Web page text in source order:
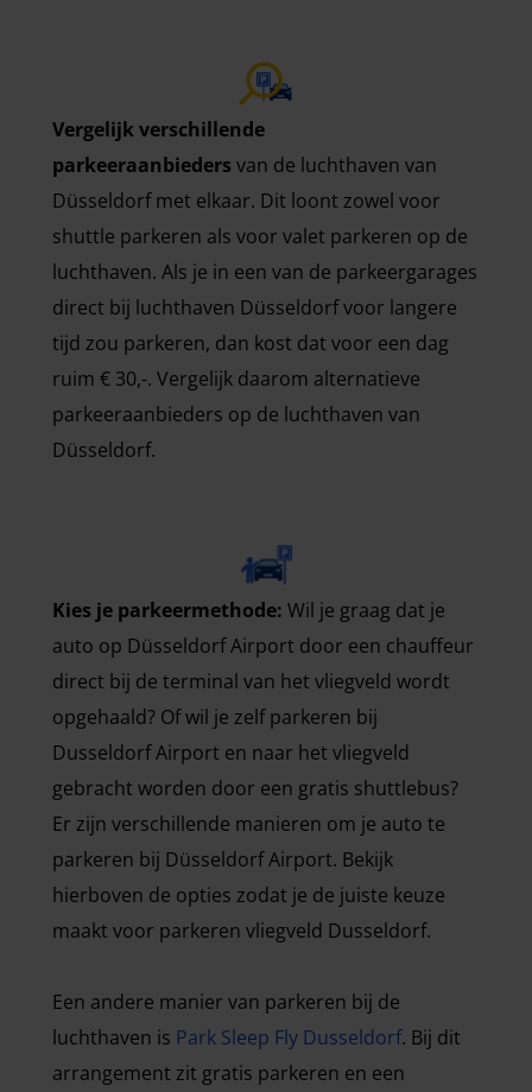
Vergelijk verschillende
parkeeraanbieders van de luchthaven van
Düsseldorf met elkaar. Dit loont zowel voor
shuttle parkeren als voor valet parkeren op de
luchthaven. Als je in een van de parkeergarages
direct bij luchthaven Düsseldorf voor langere
tijd zou parkeren, dan kost dat voor een dag
ruim € 30,-. Vergelijk daarom alternatieve
parkeeraanbieders op de luchthaven van
Düsseldorf.
Kies je parkeermethode: Wil je graag dat je
auto op Düsseldorf Airport door een chauffeur
direct bij de terminal van het vliegveld wordt
opgehaald? Of wil je zelf parkeren bij
Dusseldorf Airport en naar het vliegveld
gebracht worden door een gratis shuttlebus?
Er zijn verschillende manieren om je auto te
parkeren bij Düsseldorf Airport. Bekijk
hierboven de opties zodat je de juiste keuze
maakt voor parkeren vliegveld Dusseldorf.
Een andere manier van parkeren bij de
luchthaven is Park Sleep Fly Dusseldorf. Bij dit
arrangement zit gratis parkeren en een